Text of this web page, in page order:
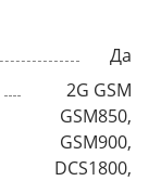
Да
2G GSM
GSM850,
GSM900,
DCS1800,